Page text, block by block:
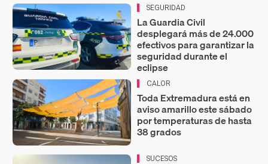
SEGURIDAD
La Guardia Civil
desplegará más de 24.000
efectivos para garantizar la
seguridad durante el
eclipse
CALOR
Toda Extremadura está en
aviso amarillo este sábado
por temperaturas de hasta
38 grados
SUCESOS